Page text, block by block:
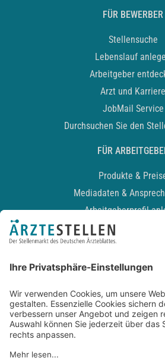
FÜR BEWERBER
Stellensuche
Lebenslauf
Arbeitgeber
Arzt und Karriere
JobMail Service
Durchsuchen Sie den
FÜR
Produkte &
Mediadaten &
Arbeitgeberprofil
Recruiting-Podcast
Kontakt
Datenschutz
Newsletter